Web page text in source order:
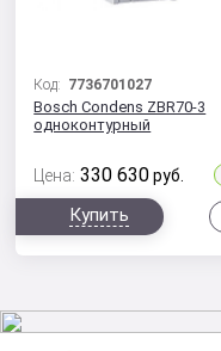
Код: 7736701027
Bosch Condens ZBR70-3
одноконтурный
Цена: 330 630 руб.
Купить